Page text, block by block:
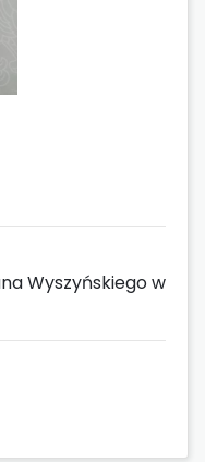
Wyszyńskiego w